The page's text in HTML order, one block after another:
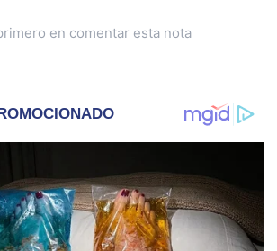
en comentar esta nota